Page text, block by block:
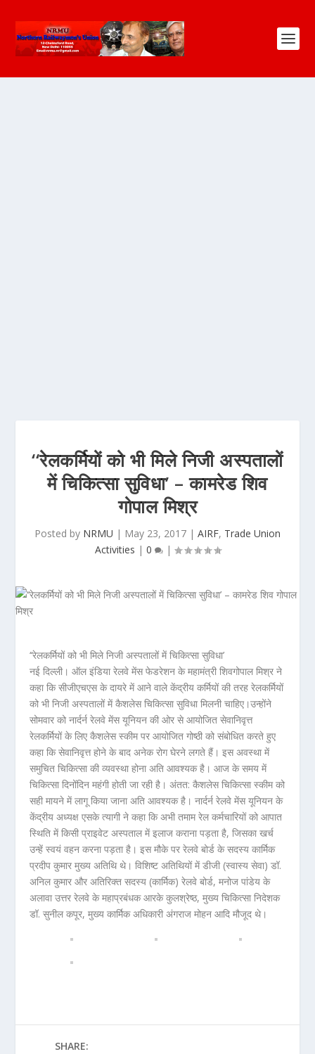
‘‘रेलकर्मियों को भी मिले निजी अस्पतालों
में चिकित्सा सुविधा’ – कामरेड शिव
गोपाल मिश्र
Posted by NRMU | May 23, 2017 | AIRF, Trade Union
Activities | 0 |
‘‘रेलकर्मियों को भी मिले निजी अस्पतालों में चिकित्सा सुविधा’
नई दिल्ली। ऑल इंडिया रेलवे मेंस फेडरेशन के महामंत्री शिवगोपाल मिश्र ने
कहा कि सीजीएचएस के दायरे में आने वाले केंद्रीय कर्मियों की तरह रेलकर्मियों
को भी निजी अस्पतालों में कैशलेस चिकित्सा सुविधा मिलनी चाहिए।उन्होंने
सोमवार को नार्दर्न रेलवे मेंस यूनियन की ओर से आयोजित सेवानिवृत्त
रेलकर्मियों के लिए कैशलेस स्कीम पर आयोजित गोष्ठी को संबोधित करते हुए
कहा कि सेवानिवृत्त होने के बाद अनेक रोग घेरने लगते हैं। इस अवस्था में
समुचित चिकित्सा की व्यवस्था होना अति आवश्यक है। आज के समय में
चिकित्सा दिनोंदिन महंगी होती जा रही है। अंतत: कैशलेस चिकित्सा स्कीम को
सही मायने में लागू किया जाना अति आवश्यक है। नार्दर्न रेलवे मेंस यूनियन के
केंद्रीय अध्यक्ष एसके त्यागी ने कहा कि अभी तमाम रेल कर्मचारियों को आपात
स्थिति में किसी प्राइवेट अस्पताल में इलाज कराना पड़ता है, जिसका खर्च
उन्हें स्वयं वहन करना पड़ता है। इस मौके पर रेलवे बोर्ड के सदस्य कार्मिक
प्रदीप कुमार मुख्य अतिथि थे। विशिष्ट अतिथियों में डीजी (स्वास्य सेवा) डॉ.
अनिल कुमार और अतिरिक्त सदस्य (कार्मिक) रेलवे बोर्ड, मनोज पांडेय के
अलावा उत्तर रेलवे के महाप्रबंधक आरके कुलश्रेष्ठ, मुख्य चिकित्सा निदेशक
डॉ. सुनील कपूर, मुख्य कार्मिक अधिकारी अंगराज मोहन आदि मौजूद थे।
SHARE: